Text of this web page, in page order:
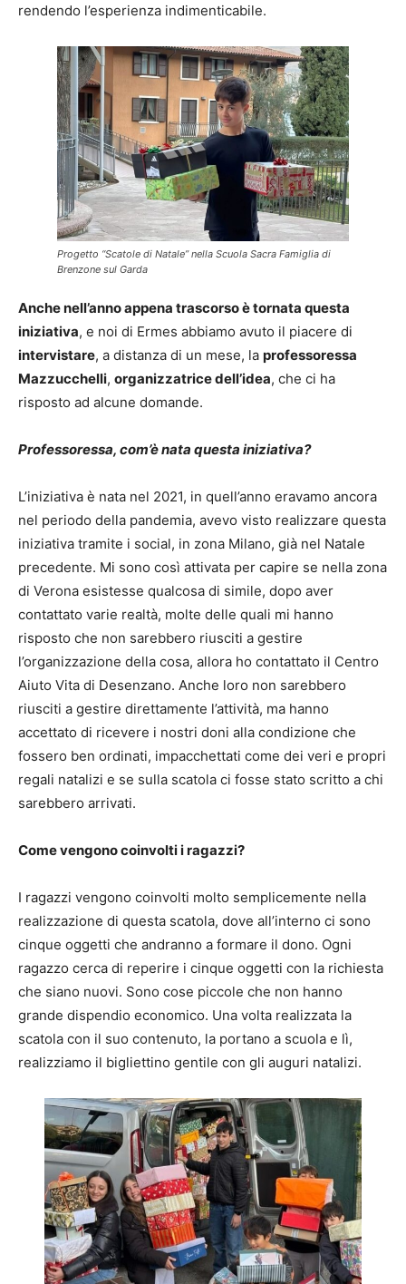
rendendo l’esperienza indimenticabile.
Progetto “Scatole di Natale” nella Scuola Sacra Famiglia di
Brenzone sul Garda
Anche nell’anno appena trascorso è tornata questa
iniziativa, e noi di Ermes abbiamo avuto il piacere di
intervistare, a distanza di un mese, la professoressa
Mazzucchelli, organizzatrice dell’idea, che ci ha
risposto ad alcune domande.
Professoressa, com’è nata questa iniziativa?
L’iniziativa è nata nel 2021, in quell’anno eravamo ancora
nel periodo della pandemia, avevo visto realizzare questa
iniziativa tramite i social, in zona Milano, già nel Natale
precedente. Mi sono così attivata per capire se nella zona
di Verona esistesse qualcosa di simile, dopo aver
contattato varie realtà, molte delle quali mi hanno
risposto che non sarebbero riusciti a gestire
l’organizzazione della cosa, allora ho contattato il Centro
Aiuto Vita di Desenzano. Anche loro non sarebbero
riusciti a gestire direttamente l’attività, ma hanno
accettato di ricevere i nostri doni alla condizione che
fossero ben ordinati, impacchettati come dei veri e propri
regali natalizi e se sulla scatola ci fosse stato scritto a chi
sarebbero arrivati.
Come vengono coinvolti i ragazzi?
I ragazzi vengono coinvolti molto semplicemente nella
realizzazione di questa scatola, dove all’interno ci sono
cinque oggetti che andranno a formare il dono. Ogni
ragazzo cerca di reperire i cinque oggetti con la richiesta
che siano nuovi. Sono cose piccole che non hanno
grande dispendio economico. Una volta realizzata la
scatola con il suo contenuto, la portano a scuola e lì,
realizziamo il bigliettino gentile con gli auguri natalizi.